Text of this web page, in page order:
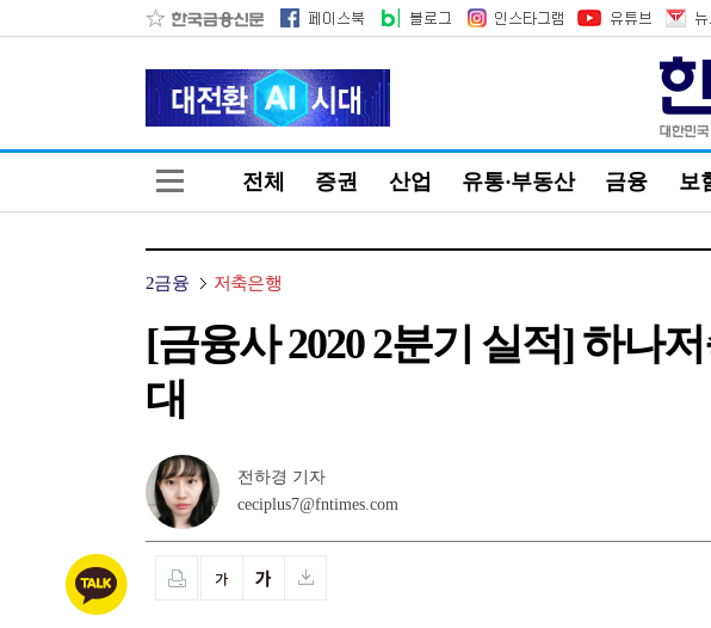
전체 증권 산업 유통·부동산 금융 보
2금융 저축은행
[금융사 2020 2분기 실적] 하나
대
전하경 기자
ceciplus7@fntimes.com